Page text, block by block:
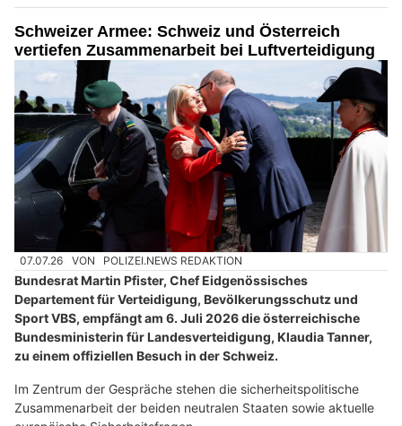
Schweizer Armee: Schweiz und Österreich
vertiefen Zusammenarbeit bei Luftverteidigung
07.07.26 VON POLIZEI.NEWS REDAKTION
Bundesrat Martin Pfister, Chef Eidgenössisches
Departement für Verteidigung, Bevölkerungsschutz und
Sport VBS, empfängt am 6. Juli 2026 die österreichische
Bundesministerin für Landesverteidigung, Klaudia Tanner,
zu einem offiziellen Besuch in der Schweiz.
Im Zentrum der Gespräche stehen die sicherheitspolitische
Zusammenarbeit der beiden neutralen Staaten sowie aktuelle